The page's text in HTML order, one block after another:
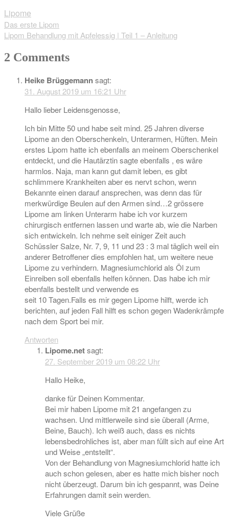
Lipome
Beitragsnavigation
Das erste Lipom
Lipom Behandlung mit Apfelessig | Teil 1 – Anleitung
2 Comments
Heike Brüggemannsagt:
31. August 2019 um 16:21 Uhr
Hallo lieber Leidensgenosse,
Ich bin Mitte 50 und habe seit mind. 25 Jahren diverse
Lipome an den Oberschenkeln, Unterarmen, Hüften. Mein
erstes Lipom hatte ich ebenfalls an meinem Oberschenkel
entdeckt, und die Hautärztin sagte ebenfalls , es wäre
harmlos. Naja, man kann gut damit leben, es gibt
schlimmere Krankheiten aber es nervt schon, wenn
Bekannte einen darauf ansprechen, was denn das für
merkwürdige Beulen auf den Armen sind…2 grössere
Lipome am linken Unterarm habe ich vor kurzem
chirurgisch entfernen lassen und warte ab, wie die Narben
sich entwickeln. Ich nehme seit einiger Zeit auch
Schüssler Salze, Nr. 7, 9, 11 und 23 : 3 mal täglich weil ein
anderer Betroffener dies empfohlen hat, um weitere neue
Lipome zu verhindern. Magnesiumchlorid als Öl zum
Einreiben soll ebenfalls helfen können. Das habe ich mir
ebenfalls bestellt und verwende es
seit 10 Tagen.Falls es mir gegen Lipome hilft, werde ich
berichten, auf jeden Fall hilft es schon gegen Wadenkrämpfe
nach dem Sport bei mir.
Antworten
Lipome.netsagt:
27. September 2019 um 08:22 Uhr
Hallo Heike,
danke für Deinen Kommentar.
Bei mir haben Lipome mit 21 angefangen zu
wachsen. Und mittlerweile sind sie überall (Arme,
Beine, Bauch). Ich weiß auch, dass es nichts
lebensbedrohliches ist, aber man füllt sich auf eine Art
und Weise „entstellt“.
Von der Behandlung von Magnesiumchlorid hatte ich
auch schon gelesen, aber es hatte mich bisher noch
nicht überzeugt. Darum bin ich gespannt, was Deine
Erfahrungen damit sein werden.
Viele Grüße